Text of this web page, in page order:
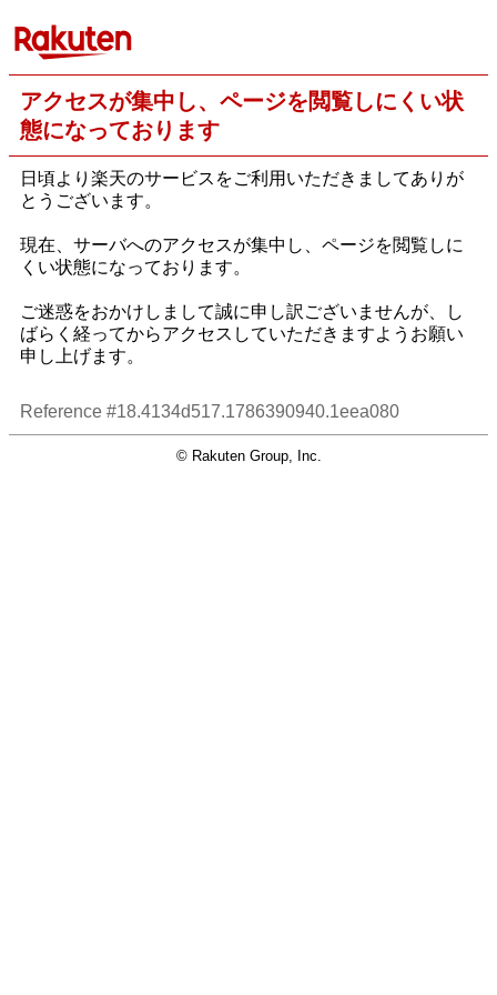
アクセスが集中し、ページを閲覧しにくい状
態になっております
日頃より楽天のサービスをご利用いただきましてありが
とうございます。
現在、サーバへのアクセスが集中し、ページを閲覧しに
くい状態になっております。
ご迷惑をおかけしまして誠に申し訳ございませんが、し
ばらく経ってからアクセスしていただきますようお願い
申し上げます。
Reference #18.4134d517.1786390940.1eea080
© Rakuten Group, Inc.